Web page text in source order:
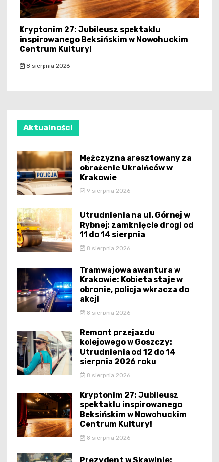
Kryptonim 27: Jubileusz spektaklu
inspirowanego Beksińskim w Nowohuckim
Centrum Kultury!
8 sierpnia 2026
Aktualności
Mężczyzna aresztowany za
obrażenie Ukraińców w
Krakowie
9 sierpnia 2026
Utrudnienia na ul. Górnej w
Rybnej: zamknięcie drogi od
11 do 14 sierpnia
8 sierpnia 2026
Tramwajowa awantura w
Krakowie: Kobieta staje w
obronie, policja wkracza do
akcji
8 sierpnia 2026
Remont przejazdu
kolejowego w Goszczy:
Utrudnienia od 12 do 14
sierpnia 2026 roku
8 sierpnia 2026
Kryptonim 27: Jubileusz
spektaklu inspirowanego
Beksińskim w Nowohuckim
Centrum Kultury!
8 sierpnia 2026
Prezydent w Skawinie: